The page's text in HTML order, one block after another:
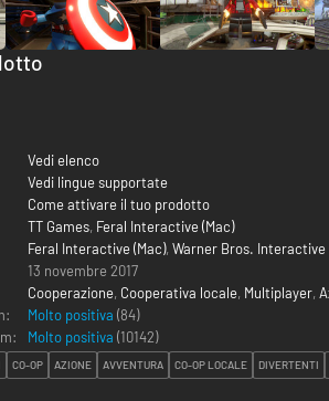
Vedi elenco
Vedi lingue supportate
Come attivare il tuo prodotto
TT Games, Feral Interactive (Mac)
Feral Interactive (Mac), Warner Bros. Interactive
13 novembre 2017
Cooperazione, Cooperativa locale, Multiplayer,
Molto positiva (84)
Molto positiva (10142)
CO-OP AZIONE AVVENTURA CO-OP LOCALE DIVERTENTI